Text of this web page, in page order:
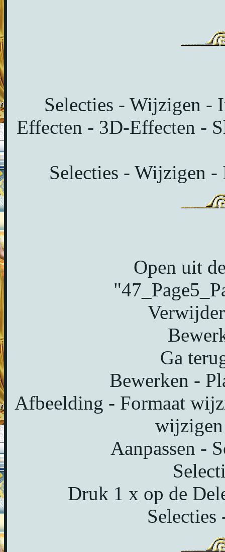
Selecties - Wijzigen -
Effecten - 3D-Effecten -
Selecties - Wijzigen
Open uit
Ga
Bewerken -
Afbeelding - Formaat
Aanpassen -
Druk 1 x op de
Selecties